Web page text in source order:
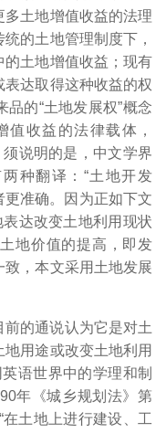
土地增值收益的法理
的土地管理制度下，
土地增值收益；现有
达取得这种收益的权
的“土地发展权”概念
值收益的法律载体，
须说明的是，中文学界
两种翻译：“土地开发
更准确。因为正如下文
表达改变土地利用现状
地价值的提高，即发
，本文采用土地发展
的通说认为它是对土
用途或改变土地利用
语世界中的学理和制
年《城乡规划法》第
在土地上进行建设、工